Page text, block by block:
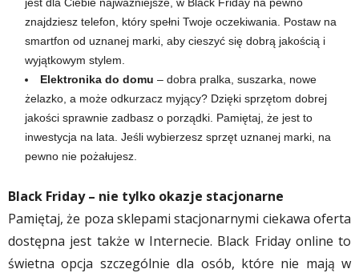
jest dla Ciebie najważniejsze, w Black Friday na pewno
znajdziesz telefon, który spełni Twoje oczekiwania. Postaw na
smartfon od uznanej marki, aby cieszyć się dobrą jakością i
wyjątkowym stylem.
Elektronika do domu – dobra pralka, suszarka, nowe
żelazko, a może odkurzacz myjący? Dzięki sprzętom dobrej
jakości sprawnie zadbasz o porządki. Pamiętaj, że jest to
inwestycja na lata. Jeśli wybierzesz sprzęt uznanej marki, na
pewno nie pożałujesz.
Black Friday – nie tylko okazje stacjonarne
Pamiętaj, że poza sklepami stacjonarnymi ciekawa oferta
dostępna jest także w Internecie. Black Friday online to
świetna opcja szczególnie dla osób, które nie mają w